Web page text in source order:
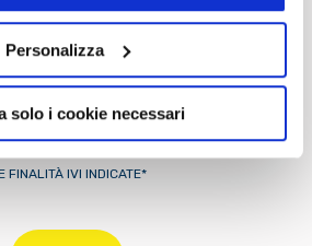
Personalizza
solo i cookie necessari
E AUTORIZZO ILTRATTAMENTO DEI
FINALITÀ IVI INDICATE*